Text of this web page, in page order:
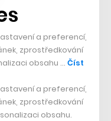
a preferencí,
zprostředkování
obsahu … Číst
a preferencí,
zprostředkování
obsahu.